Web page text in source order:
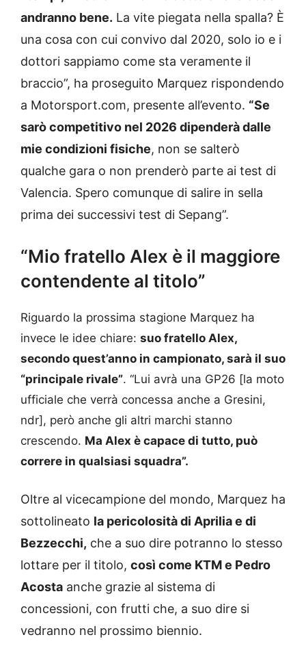
andranno bene. La vite piegata nella spalla? È
una cosa con cui convivo dal 2020, solo io e i
dottori sappiamo come sta veramente il
braccio”, ha proseguito Marquez rispondendo
a Motorsport.com, presente all’evento. “Se
sarò competitivo nel 2026 dipenderà dalle
mie condizioni fisiche, non se salterò
qualche gara o non prenderò parte ai test di
Valencia. Spero comunque di salire in sella
prima dei successivi test di Sepang”.
“Mio fratello Alex è il maggiore
contendente al titolo”
Riguardo la prossima stagione Marquez ha
invece le idee chiare: suo fratello Alex,
secondo quest’anno in campionato, sarà il suo
“principale rivale”. “Lui avrà una GP26 [la moto
ufficiale che verrà concessa anche a Gresini,
ndr], però anche gli altri marchi stanno
crescendo. Ma Alex è capace di tutto, può
correre in qualsiasi squadra”.
Oltre al vicecampione del mondo, Marquez ha
sottolineato la pericolosità di Aprilia e di
Bezzecchi, che a suo dire potranno lo stesso
lottare per il titolo, così come KTM e Pedro
Acosta anche grazie al sistema di
concessioni, con frutti che, a suo dire si
vedranno nel prossimo biennio.